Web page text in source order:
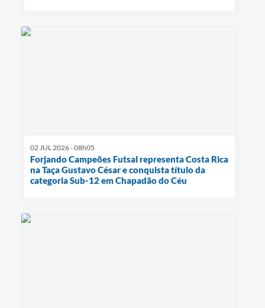
02 JUL 2026 - 08h05
Forjando Campeões Futsal representa Costa Rica
na Taça Gustavo César e conquista título da
categoria Sub-12 em Chapadão do Céu